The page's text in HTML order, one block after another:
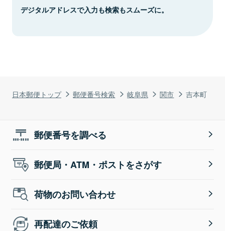
日本郵便トップ 郵便番号検索 岐阜県 関市 吉本町
デジタルアドレスで入力も検索もスムーズに。
郵便番号を調べる
郵便局・ATM・ポストをさがす
荷物のお問い合わせ
再配達のご依頼